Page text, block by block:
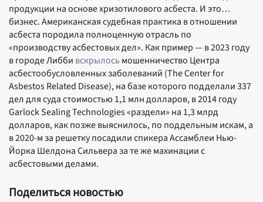
продукции на основе хризотилового асбеста. И это…
бизнес. Американская судебная практика в отношении
асбеста породила полноценную отрасль по
«производству асбестовых дел». Как пример — в 2023 году
в городе Либби вскрылось мошенничество Центра
асбестообусловленных заболеваний (The Center for
Asbestos Related Disease), на базе которого подделали 337
дел для суда стоимостью 1,1 млн долларов, в 2014 году
Garlock Sealing Technologies «раздели» на 1,3 млрд
долларов, как позже выяснилось, по поддельным искам, а
в 2020-м за решетку посадили спикера Ассамблеи Нью-
Йорка Шелдона Сильвера за те же махинации с
асбестовыми делами.
Поделиться новостью